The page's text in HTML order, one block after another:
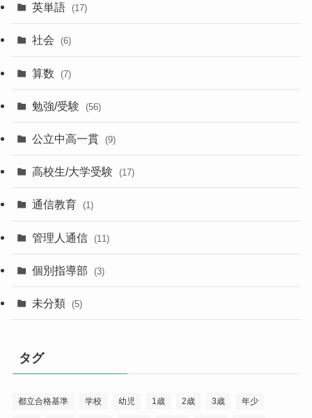
英単語 (17)
社会 (6)
算数 (7)
勉強/受験 (56)
公立中高一貫 (9)
高校生/大学受験 (17)
通信教育 (1)
管理人通信 (11)
個別指導部 (3)
未分類 (5)
タグ
都立合格基準 学校 幼児 1歳 2歳 3歳 年少